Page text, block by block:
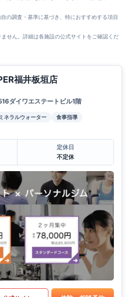
の調査・基準に基づき、特におすすめする項目
せん。詳細は各施設の公式サイトをご確認くだ
福井板垣店
ダイワエステートビル1階
ミネラルウォーター
食事指導
定休日
不定休